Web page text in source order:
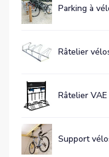
Parking à
Râtelier
Râtelier
Support